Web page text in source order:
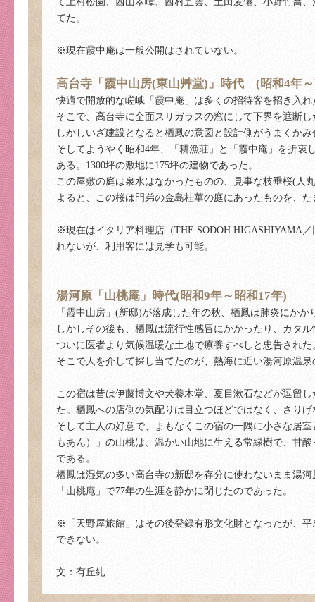
てた。
※現在霞中庵は一般公開はされていない。
高台寺「霞中山房(東山艸堂)」時代 (昭和4年
快適で開放的な嵯峨「霞中庵」は多くの招待客を招き入
そこで、高台寺に全面スリガラスの窓にして下界を遮断
しかしいざ建設となると栖鳳の意図と設計側がうまくか
そしてようやく昭和4年、「耕漁荘」と「霞中庵」を折
ある。1300坪の敷地に175坪の建物であった。
この屋敷の庭は泉水はなかったものの、見事な枝垂桜(人
よると、この桜は門弟の金島桂華の庭にあったものを、
※現在はイタリア料理店（THE SODOH HIGASHIYAMA
れないが、利用客には見学も可能。
湯河原「山桃庵」時代(昭和9年～昭和17年)
「霞中山房」(新邸)が落成した年の秋、栖鳳は肺炎にか
しかしその後も、栖鳳は流行性感冒にかかったり、カタ
ついに医者より気候温暖な土地で療養すべしと忠告された
そこで人を介して探し当てたのが、熱海に近い湯河原温
この宿は昔は伊藤博文や犬養木堂、夏目漱石などが逗留
た。栖鳳への店側の気配りは目立つほどではなく、さり
そして主人の好意で、まもなくこの宿の一隅に小さな居
もあん）」の山桃は、温かい山地に生える常緑樹で、甘
である。
栖鳳は湿気の多い高台寺の新邸を存分に使わないまま湯
「山桃庵」で77年の生涯を静かに閉じたのであった。
※「天野屋旅館」はその後登録有形文化財となったが、
できない。
文：有丘糺